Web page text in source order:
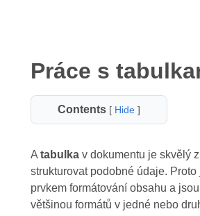
Práce s
Contents [ Hide]
A tabulkav dokumentu je skvělý
strukturovat podobné údaje.
prvkem formátování obsahu a
většinou formátů v jedné nebo